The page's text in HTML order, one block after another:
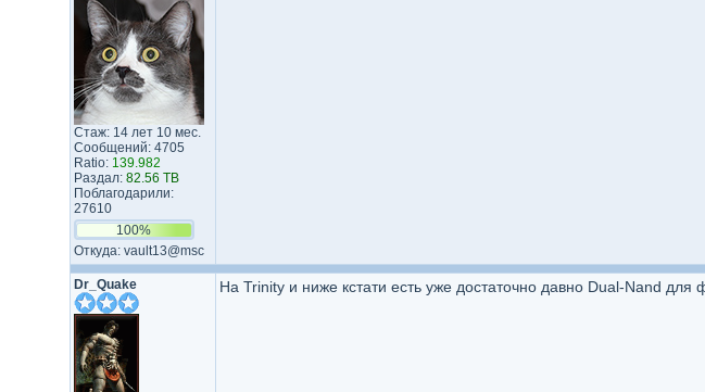
Стаж: 14 лет 10 мес.
Сообщений: 4705
Ratio: 139.982
Раздал: 82.56 TB
Поблагодарили:
27610
100%
Откуда: vault13@msc
Dr_Quake На Trinity и ниже кстати есть уже достаточно давно Dual-Nand